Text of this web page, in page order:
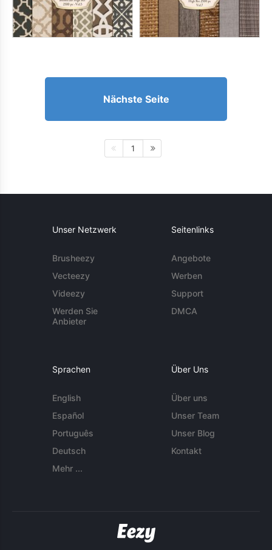
Nächste Seite
1
Unser Netzwerk
Brusheezy
Vecteezy
Videezy
Werden Sie
Anbieter
Seitenlinks
Angebote
Werben
Support
DMCA
Sprachen
English
Español
Português
Deutsch
Mehr ...
Über Uns
Über uns
Unser Team
Unser Blog
Kontakt